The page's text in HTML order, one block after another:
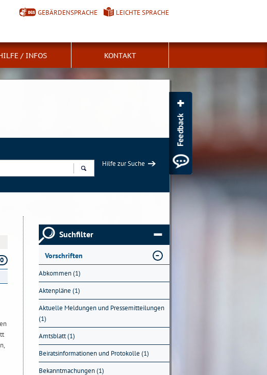
GEBÄRDENSPRACHE LEICHTE SPRACHE
/ INFOS KONTAKT
Hilfe zur Suche
Suchfilter
Vorschriften
Abkommen (1)
Aktenpläne (1)
Aktuelle Meldungen und Pressemitteilungen
(1)
Amtsblatt (1)
Beiratsinformationen und Protokolle (1)
Bekanntmachungen (1)